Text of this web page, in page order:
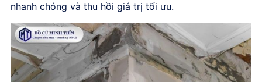
nhanh chóng và thu hồi giá trị tối ưu.